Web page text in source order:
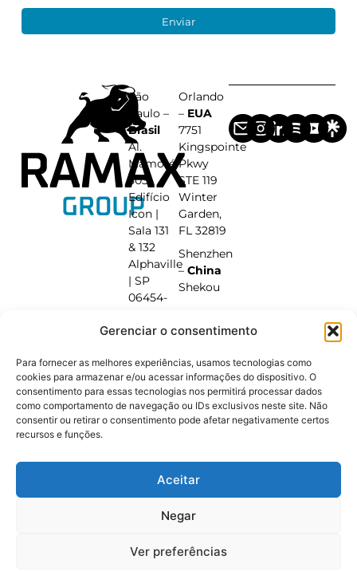
Gerenciar o consentimento
Para fornecer as melhores experiências, usamos tecnologias como
cookies para armazenar e/ou acessar informações do dispositivo. O
consentimento para essas tecnologias nos permitirá processar dados
como comportamento de navegação ou IDs exclusivos neste site. Não
consentir ou retirar o consentimento pode afetar negativamente certos
recursos e funções.
Aceitar
Negar
Ver preferências
Enviar
São
Paulo –
Brasil
Al.
Mamoré,
503
Edifício
Icon |
Sala 131
& 132
Alphaville
| SP
06454-
+55 (11)
9936
Beirute –
Líbano
Jdita |
Orlando
– EUA
7751
Kingspointe
Pkwy
STE 119
Winter
Garden,
FL 32819
Shenzhen
– China
Shekou
© 2026 RAMAX-Group Política de Privacidade
Designed by Atelier de Design Coded by FAPNET